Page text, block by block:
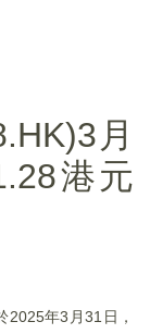
月
港元
2025年3月31日，